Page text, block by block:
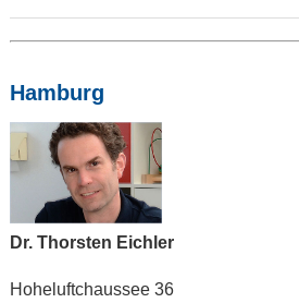
Hamburg
Dr. Thorsten Eichler
Hoheluftchaussee 36